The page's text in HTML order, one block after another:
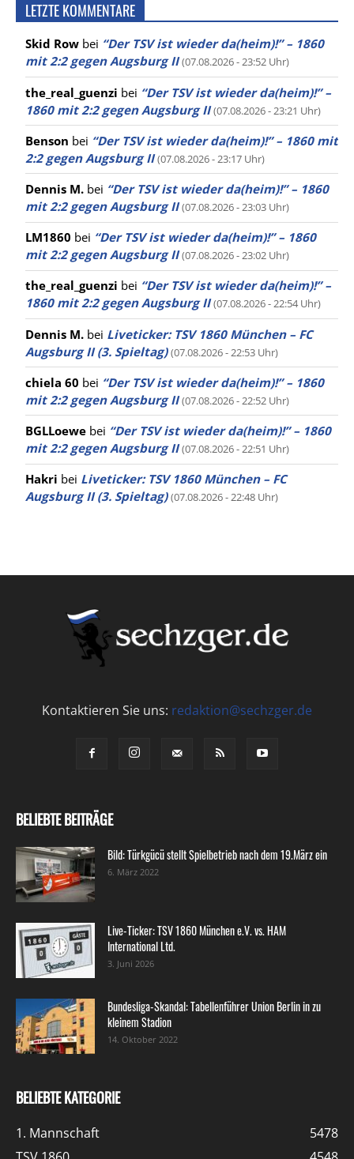
LETZTE KOMMENTARE
Skid Row bei “Der TSV ist wieder da(heim)!” – 1860
mit 2:2 gegen Augsburg II (07.08.2026 - 23:52 Uhr)
the_real_guenzi bei “Der TSV ist wieder da(heim)!” –
1860 mit 2:2 gegen Augsburg II (07.08.2026 - 23:21 Uhr)
Benson bei “Der TSV ist wieder da(heim)!” – 1860 mit
2:2 gegen Augsburg II (07.08.2026 - 23:17 Uhr)
Dennis M. bei “Der TSV ist wieder da(heim)!” – 1860
mit 2:2 gegen Augsburg II (07.08.2026 - 23:03 Uhr)
LM1860 bei “Der TSV ist wieder da(heim)!” – 1860
mit 2:2 gegen Augsburg II (07.08.2026 - 23:02 Uhr)
the_real_guenzi bei “Der TSV ist wieder da(heim)!” –
1860 mit 2:2 gegen Augsburg II (07.08.2026 - 22:54 Uhr)
Dennis M. bei Liveticker: TSV 1860 München – FC
Augsburg II (3. Spieltag) (07.08.2026 - 22:53 Uhr)
chiela 60 bei “Der TSV ist wieder da(heim)!” – 1860
mit 2:2 gegen Augsburg II (07.08.2026 - 22:52 Uhr)
BGLLoewe bei “Der TSV ist wieder da(heim)!” – 1860
mit 2:2 gegen Augsburg II (07.08.2026 - 22:51 Uhr)
Hakri bei Liveticker: TSV 1860 München – FC
Augsburg II (3. Spieltag) (07.08.2026 - 22:48 Uhr)
Kontaktieren Sie uns: redaktion@sechzger.de
BELIEBTE BEITRÄGE
Bild: Türkgücü stellt Spielbetrieb nach dem 19.März ein
6. März 2022
Live-Ticker: TSV 1860 München e.V. vs. HAM
International Ltd.
3. Juni 2026
Bundesliga-Skandal: Tabellenführer Union Berlin in zu
kleinem Stadion
14. Oktober 2022
BELIEBTE KATEGORIE
1. Mannschaft
5478